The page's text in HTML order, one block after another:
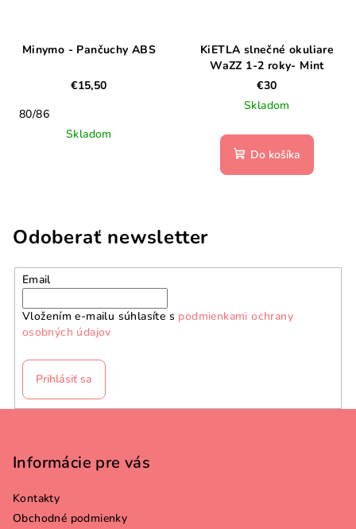
Minymo - Pančuchy ABS
€15,50
80/86
Skladom
KiETLA slnečné okuliare
WaZZ 1-2 roky- Mint
€30
Skladom
Do košíka
Odoberať newsletter
Email
Vložením e-mailu súhlasíte s podmienkami ochrany
osobných údajov
Prihlásiť sa
Informácie pre vás
Kontakty
Obchodné podmienky